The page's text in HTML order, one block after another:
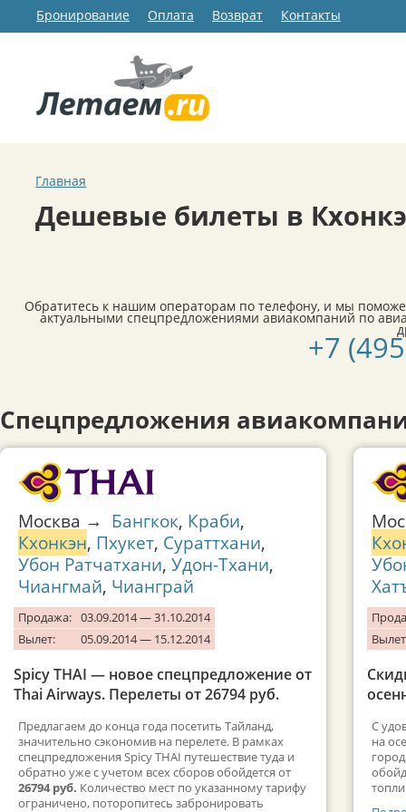
Бронирование Оплата Возврат Контакты
Главная
Дешевые билеты в
Обратитесь к нашим операторам по телефону, и мы
актуальными спецпредложениями авиакомпаний по
+7
Спецпредложения
Москва → Бангкок, Краби,
Кхонкэн, Пхукет, Сураттхани,
Убон Ратчатхани, Удон-Тхани,
Чиангмай, Чианграй
Продажа: 03.09.2014 — 31.10.2014
Вылет:
05.09.2014 — 15.12.2014
Spicy THAI — новое спецпредложение от
Thai Airways. Перелеты от 26794 руб.
Предлагаем до конца года посетить Тайланд,
значительно сэкономив на перелете. В рамках
спецпредложения Spicy THAI путешествие туда и
обратно уже с учетом всех сборов обойдется от
26794 руб. Количество мест по указанному тарифу
ограничено, поторопитесь забронировать
C
на